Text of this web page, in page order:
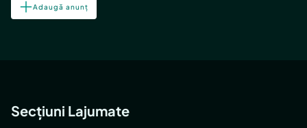
Adaugă anunț
Secțiuni Lajumate